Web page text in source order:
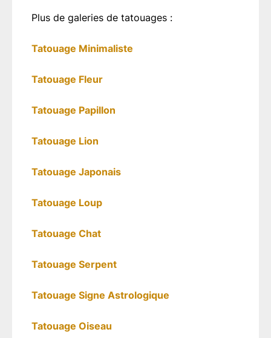
Plus de galeries de tatouages :
Tatouage Minimaliste
Tatouage Fleur
Tatouage Papillon
Tatouage Lion
Tatouage Japonais
Tatouage Loup
Tatouage Chat
Tatouage Serpent
Tatouage Signe Astrologique
Tatouage Oiseau